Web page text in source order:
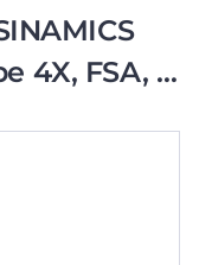
4X, FSA, 3